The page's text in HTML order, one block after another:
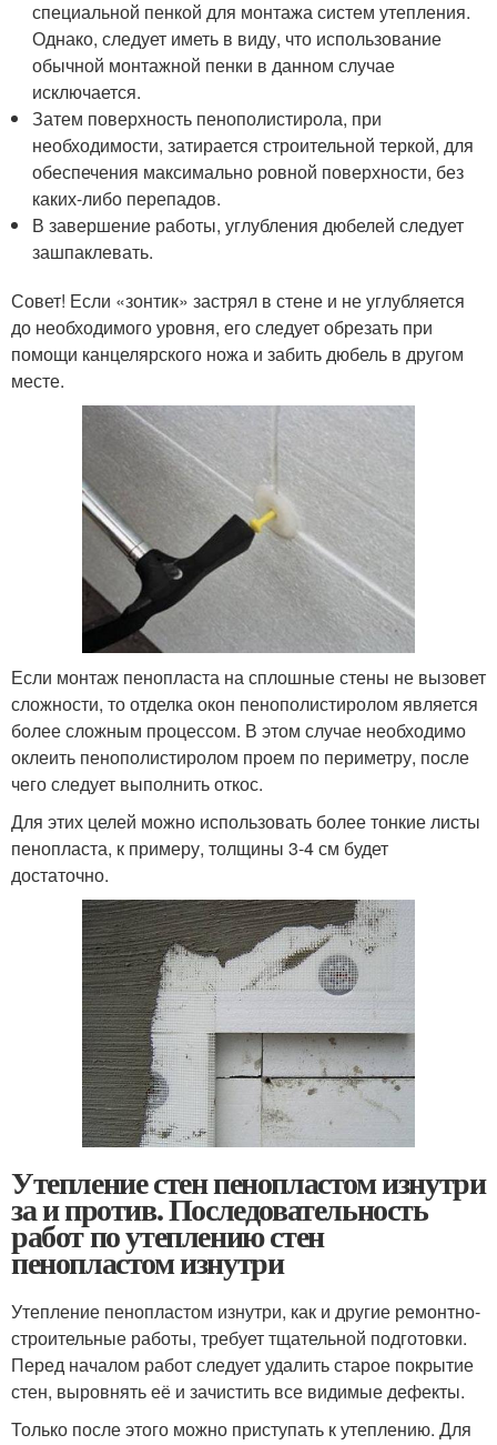
специальной пенкой для монтажа систем утепления.
Однако, следует иметь в виду, что использование
обычной монтажной пенки в данном случае
исключается.
Затем поверхность пенополистирола, при
необходимости, затирается строительной теркой, для
обеспечения максимально ровной поверхности, без
каких-либо перепадов.
В завершение работы, углубления дюбелей следует
зашпаклевать.
Совет! Если «зонтик» застрял в стене и не углубляется
до необходимого уровня, его следует обрезать при
помощи канцелярского ножа и забить дюбель в другом
месте.
Если монтаж пенопласта на сплошные стены не вызовет
сложности, то отделка окон пенополистиролом является
более сложным процессом. В этом случае необходимо
оклеить пенополистиролом проем по периметру, после
чего следует выполнить откос.
Для этих целей можно использовать более тонкие листы
пенопласта, к примеру, толщины 3-4 см будет
достаточно.
Утепление стен пенопластом изнутри
за и против. Последовательность
работ по утеплению стен
пенопластом изнутри
Утепление пенопластом изнутри, как и другие ремонтно-
строительные работы, требует тщательной подготовки.
Перед началом работ следует удалить старое покрытие
стен, выровнять её и зачистить все видимые дефекты.
Только после этого можно приступать к утеплению. Для